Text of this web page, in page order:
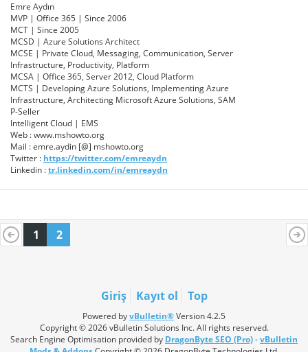
Emre Aydın
MVP | Office 365 | Since 2006
MCT | Since 2005
MCSD | Azure Solutions Architect
MCSE | Private Cloud, Messaging, Communication, Server
Infrastructure, Productivity, Platform
MCSA | Office 365, Server 2012, Cloud Platform
MCTS | Developing Azure Solutions, Implementing Azure
Infrastructure, Architecting Microsoft Azure Solutions, SAM
P-Seller
Intelligent Cloud | EMS
Web : www.mshowto.org
Mail : emre.aydin [@] mshowto.org
Twitter : https://twitter.com/emreaydn
Linkedin :tr.linkedin.com/in/emreaydn
1 2
Giriş Kayıt ol Top
Powered byvBulletin®Version 4.2.5
Copyright © 2026 vBulletin Solutions Inc. All rights reserved.
Search Engine Optimisation provided by DragonByte SEO (Pro)-vBulletin